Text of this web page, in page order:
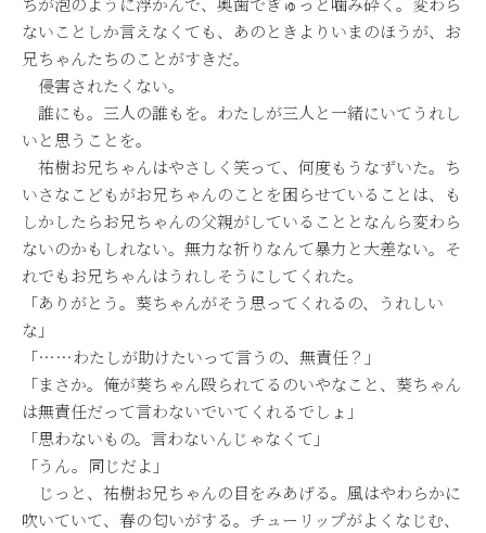
ないことしか言えなくても、あのときよりいまのほうが、お
兄ちゃんたちのことがすきだ。
侵害されたくない。
誰にも。三人の誰もを。わたしが三人と一緒にいてうれし
いと思うことを。
祐樹お兄ちゃんはやさしく笑って、何度もうなずいた。ち
いさなこどもがお兄ちゃんのことを困らせていることは、も
しかしたらお兄ちゃんの父親がしていることとなんら変わら
ないのかもしれない。無力な祈りなんて暴力と大差ない。そ
れでもお兄ちゃんはうれしそうにしてくれた。
「ありがとう。葵ちゃんがそう思ってくれるの、うれしい
な」
「……わたしが助けたいって言うの、無責任？」
「まさか。俺が葵ちゃん殴られてるのいやなこと、葵ちゃん
は無責任だって言わないでいてくれるでしょ」
「思わないもの。言わないんじゃなくて」
「うん。同じだよ」
じっと、祐樹お兄ちゃんの目をみあげる。風はやわらかに
吹いていて、春の匂いがする。チューリップがよくなじむ、